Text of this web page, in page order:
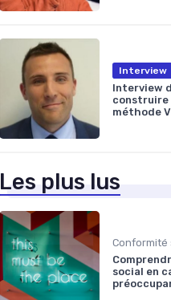
Interview
Interview
construire
méthode
Les plus lus
social en